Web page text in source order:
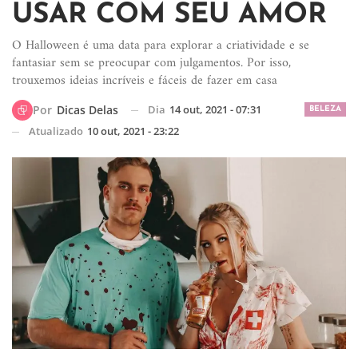
USAR COM SEU AMOR
O Halloween é uma data para explorar a criatividade e se
fantasiar sem se preocupar com julgamentos. Por isso,
trouxemos ideias incríveis e fáceis de fazer em casa
BELEZA
Por Dicas Delas Dia 14 out, 2021 - 07:31
Atualizado 10 out, 2021 - 23:22